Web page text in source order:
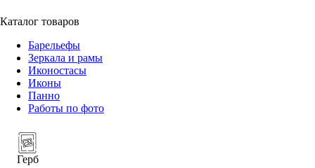
Каталог товаров
Барельефы
Зеркала и рамы
Иконостасы
Иконы
Панно
Работы по фото
Герб